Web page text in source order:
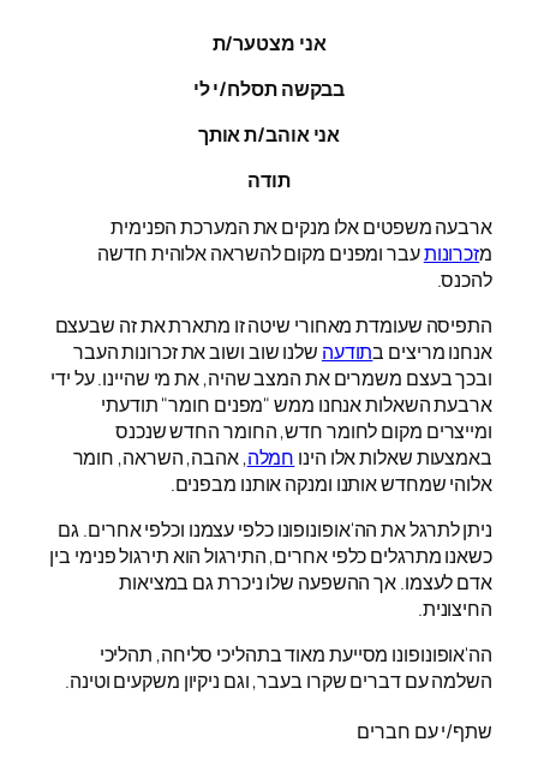
אני מצטער/ת
בבקשה תסלח/י לי
אני אוהב/ת אותך
תודה
ארבעה משפטים אלו מנקים את המערכת הפנימית
מזכרונותעבר ומפנים מקום להשראה אלוהית חדשה
להכנס.
התפיסה שעומדת מאחורי שיטה זו מתארת את זה שבעצם
אנחנו מריצים בתודעה שלנו שוב ושוב את זכרונות העבר
ובכך בעצם משמרים את המצב שהיה, את מי שהיינו. על ידי
ארבעת השאלות אנחנו ממש "מפנים חומר" תודעתי
ומייצרים מקום לחומר חדש, החומר החדש שנכנס
באמצעות שאלות אלו הינו חמלה, אהבה, השראה, חומר
אלוהי שמחדש אותנו ומנקה אותנו מבפנים.
ניתן לתרגל את הה'אופונופונו כלפי עצמנו וכלפי אחרים. גם
כשאנו מתרגלים כלפי אחרים, התירגול הוא תירגול פנימי בין
אדם לעצמו. אך ההשפעה שלו ניכרת גם במציאות
החיצונית.
הה'אופונופונו מסייעת מאוד בתהליכי סליחה, תהליכי
השלמה עם דברים שקרו בעבר, וגם ניקיון משקעים וטינה.
שתף/י עם חברים